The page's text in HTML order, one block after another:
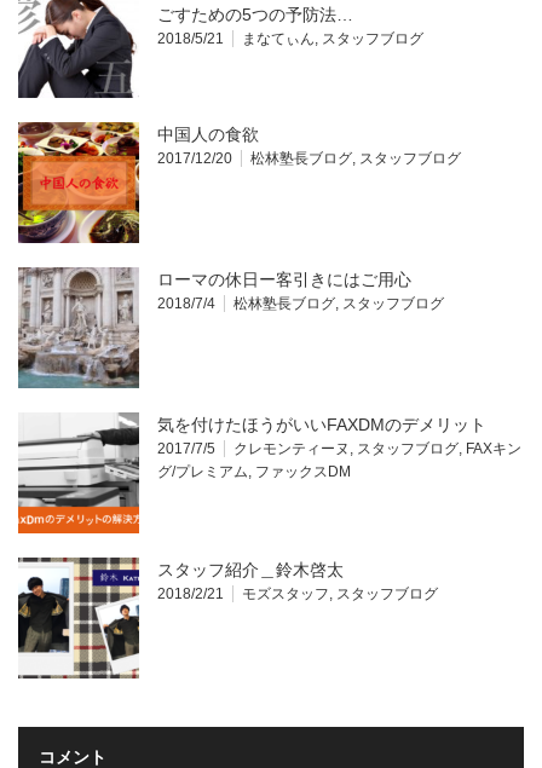
ごすための5つの予防法…
2018/5/21 まなてぃん スタッフブログ
中国人の食欲
2017/12/20 松林塾長ブログ スタッフブログ
ローマの休日ー客引きにはご用心
2018/7/4 松林塾長ブログ スタッフブログ
気を付けたほうがいいFAXDMのデメリット
2017/7/5 クレモンティーヌ スタッフブログ FAXキン
グ/プレミアム ファックスDM
スタッフ紹介＿鈴木啓太
2018/2/21 モズスタッフ スタッフブログ
コメント